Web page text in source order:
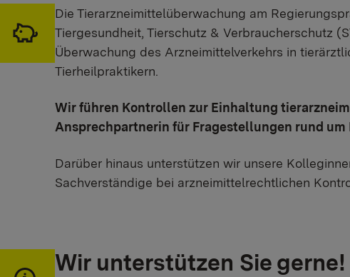
Die Tierarzneimittelüberwachung am
Tiergesundheit, Tierschutz & Verbraucherschutz
Überwachung des Arzneimittelverkehrs in
Tierheilpraktikern.
Wir führen Kontrollen zur Einhaltung
Ansprechpartnerin für Fragestellungen rund um
Darüber hinaus unterstützen wir unsere
Sachverständige bei arzneimittelrechtlichen
Wir unterstützen Sie gerne!